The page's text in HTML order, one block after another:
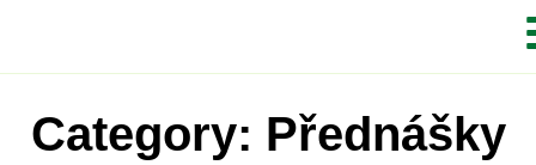
Category: Přednášky